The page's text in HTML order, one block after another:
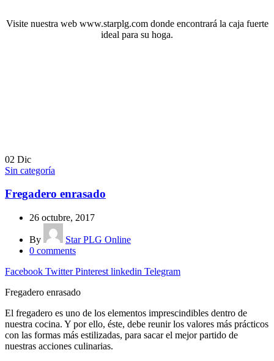
Visite nuestra web www.starplg.com donde encontrará la caja fuerte
ideal para su hoga.
02 Dic
Sin categoría
Fregadero enrasado
26 octubre, 2017
By
Star PLG Online
0 comments
Facebook Twitter Pinterest linkedin Telegram
Fregadero enrasado
El fregadero es uno de los elementos imprescindibles dentro de
nuestra cocina. Y por ello, éste, debe reunir los valores más prácticos
con las formas más estilizadas, para sacar el mejor partido de
nuestras acciones culinarias.